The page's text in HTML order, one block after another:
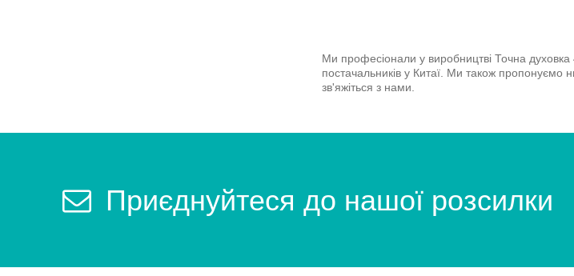
Ми професіонали у виробництві Точна
постачальників у Китаї. Ми також пропонуємо
зв'яжіться з нами.
Приєднуйтеся до нашої розсилки